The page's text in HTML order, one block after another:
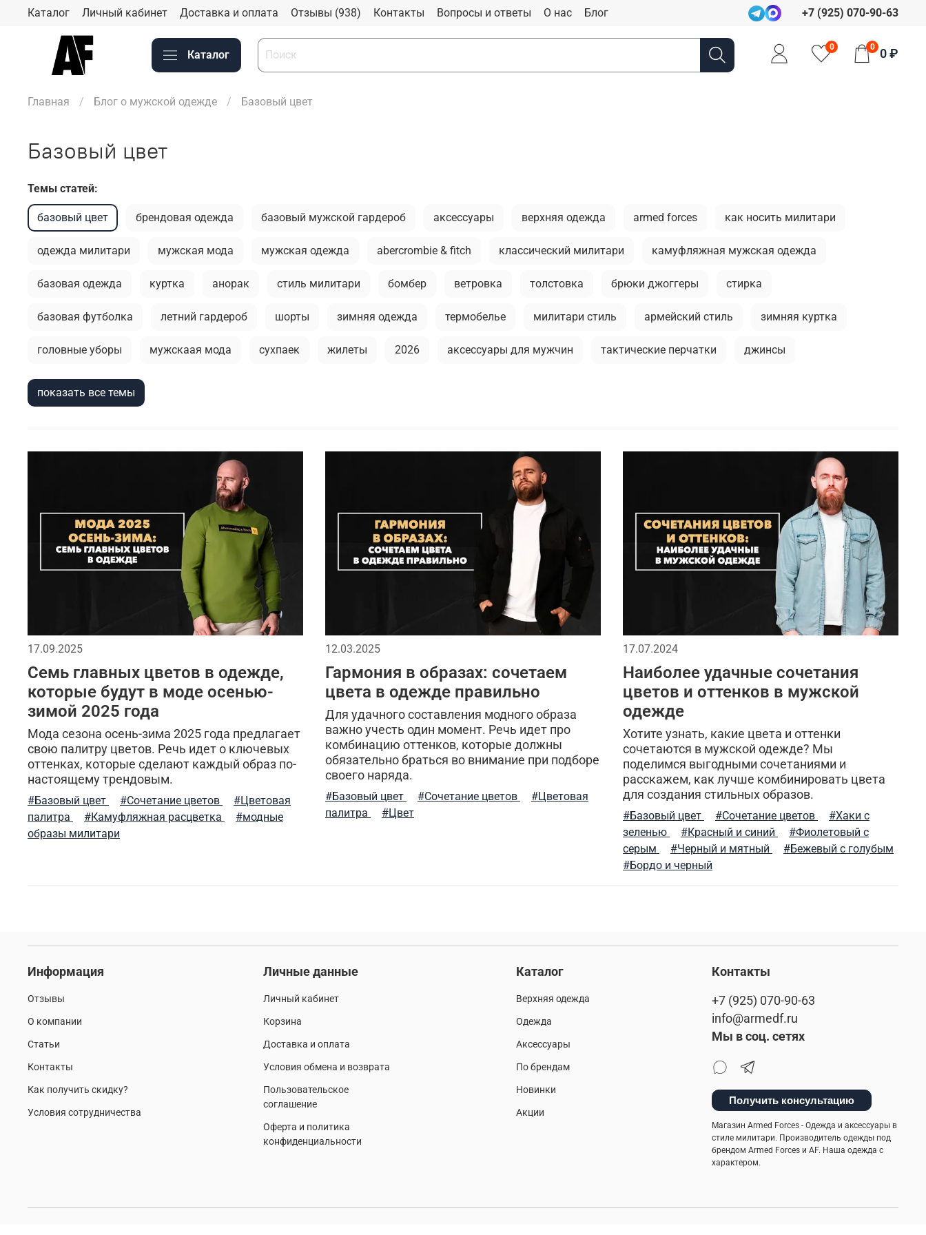
Каталог Личный кабинет Доставка и оплата Отзывы (938) Контакты Вопросы и ответы О нас Блог +7 (925) 070-90-63
Каталог
0 0 0 ₽
Главная Блог о мужской одежде Базовый цвет
Базовый цвет
Темы статей:
базовый цвет брендовая одежда базовый мужской гардероб аксессуары верхняя одежда armed forces как носить милитари
одежда милитари мужская мода мужская одежда abercrombie & fitch классический милитари камуфляжная мужская одежда
базовая одежда куртка анорак стиль милитари бомбер ветровка толстовка брюки джоггеры стирка
базовая футболка летний гардероб шорты зимняя одежда термобелье милитари стиль армейский стиль зимняя куртка
головные уборы мужскаая мода сухпаек жилеты 2026 аксессуары для мужчин тактические перчатки джинсы
спортивный стиль
тактическая одежда камуфляжная куртка аляска универсальные футболки рубашка милитари аксессуары модные тренды
активная одежда милитари демисезонная одежда фирменные бренды
городская мода парка мужские аксессуары зимний гардероб спортивный милитари футболка милитари одежда
весенние милитари образы тактический рюкзак stone island как носить милитари в зрелом возрасте мужская ветровка
брюки-карго спортивные брюки туристический рюкзак легкость ухода
балаклава 5.11 tactical практичная одежда пуховые жилеты
стильная толстовка бесшовное мужское термобелье индивидуальный стиль мужчины шапка-ушанка натуральный хлопок
дизайнерские вещи мужская куртка милитари брюки утепленные жилеты мужская одежда утепленная куртка флисовая одежда
отдых летний стиль комфорт зима аляска куртка лонгслив стильные шорты
бесшовное женское термобелье трикотажные брюки мужской стиль классическая шапка осенняя мужская одежда
компрессионное термобелье мужская шапка специализированные интернет-магазины 7.26 gear tactical series глажка
белая футболка тактическая одежда весной ремень брючный брюки карго городской образ
двусторонняя одежда весенние образы
модный образ брюки карго мужская мода уход за одеждой женские жилеты арафатка спортивные рюкзак alpha industries
футболки и рубашки городской милитари прогулки и отдых качественная одежда универсальная вещь
такическая одежда
фирменная одежда мужской гардероб хлопковые футболки рубашка-поло термофутболка
тактическая одежда для мужчин
брюки на флисе осень цветовая палитра хлопковая одежда
шорты карго долговечность
показать все темы
17.09.2025
Семь главных цветов в одежде,
которые будут в моде осенью-
зимой 2025 года
Мода сезона осень-зима 2025 года предлагает
свою палитру цветов. Речь идет о ключевых
оттенках, которые сделают каждый образ по-
настоящему трендовым.
#Базовый цвет #Сочетание цветов
#Цветовая
палитра
#Камуфляжная расцветка
#модные
образы милитари
12.03.2025
Гармония в образах: сочетаем
цвета в одежде правильно
Для удачного составления модного образа
важно учесть один момент. Речь идет про
комбинацию оттенков, которые должны
обязательно браться во внимание при подборе
своего наряда.
#Базовый цвет #Сочетание цветов
#Цветовая
палитра
#Цвет
17.07.2024
Наиболее удачные сочетания
цветов и оттенков в мужской
одежде
Хотите узнать, какие цвета и оттенки
сочетаются в мужской одежде? Мы
поделимся выгодными сочетаниями и
расскажем, как лучше комбинировать цвета
для создания стильных образов.
#Базовый цвет #Сочетание цветов
#Хаки с
зеленью
#Красный и синий
#Фиолетовый с
серым
#Черный и мятный
#Бежевый с голубым
#Бордо и черный
Информация
Отзывы
О компании
Статьи
Контакты
Как получить скидку?
Условия сотрудничества
Личные данные
Личный кабинет
Корзина
Доставка и оплата
Условия обмена и возврата
Пользовательское
соглашение
Оферта и политика
конфиденциальности
Каталог
Верхняя одежда
Одежда
Аксессуары
По брендам
Новинки
Акции
Контакты
+7 (925) 070-90-63
info@armedf.ru
Мы в соц. сетях
Получить консультацию
Магазин Armed Forces - Одежда и аксессуары в
стиле милитари. Производитель одежды под
брендом Armed Forces и AF. Наша одежда с
характером.